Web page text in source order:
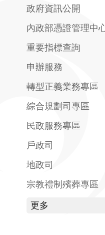
政府資訊公開
內政部憑證管理中
重要指標查詢
申辦服務
轉型正義業務專區
綜合規劃司專區
民政服務專區
戶政司
地政司
宗教禮制殯葬專區
更多